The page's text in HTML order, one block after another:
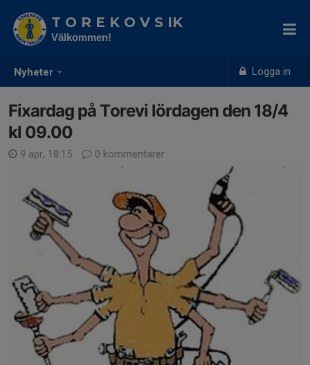
Nyheter Logga in
T O R E K O V S IK
Välkommen!
Fixardag på Torevi lördagen den 18/4
kl 09.00
9 apr, 18:15 0 kommentarer